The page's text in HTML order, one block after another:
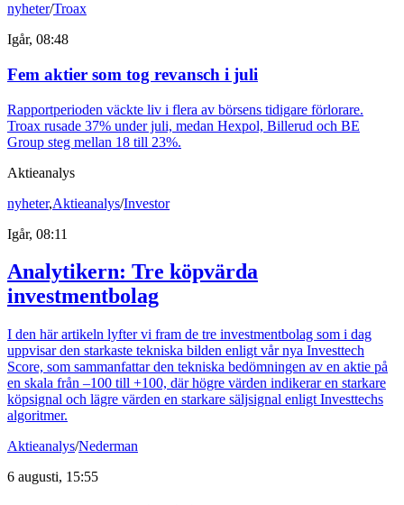
nyheter/Troax
Igår, 08:48
Fem aktier som tog revansch i juli
Rapportperioden väckte liv i flera av börsens tidigare förlorare.
Troax rusade 37% under juli, medan Hexpol, Billerud och BE
Group steg mellan 18 till 23%.
Aktieanalys
nyheter,Aktieanalys/Investor
Igår, 08:11
Analytikern: Tre köpvärda
investmentbolag
I den här artikeln lyfter vi fram de tre investmentbolag som i dag
uppvisar den starkaste tekniska bilden enligt vår nya Investtech
Score, som sammanfattar den tekniska bedömningen av en aktie på
en skala från –100 till +100, där högre värden indikerar en starkare
köpsignal och lägre värden en starkare säljsignal enligt Investtechs
algoritmer.
Aktieanalys/Nederman
6 augusti, 15:55